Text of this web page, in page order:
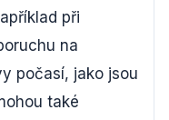
při
na
počasí, jako jsou
také